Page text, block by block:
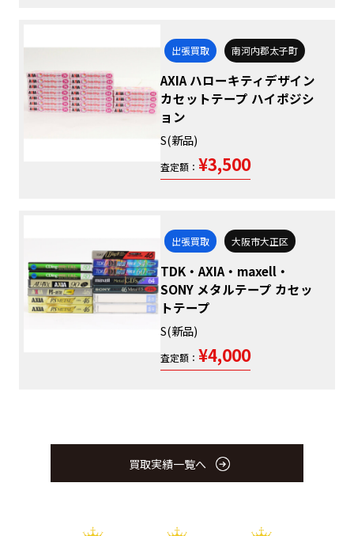
出張買取 南河内郡太子町
AXIA ハローキティデザイン
カセットテープ ハイポジシ
ョン
S(新品)
査定額： ¥3,500
出張買取 大阪市大正区
TDK・AXIA・maxell・
SONY メタルテープ カセッ
トテープ
S(新品)
査定額： ¥4,000
買取実績一覧へ